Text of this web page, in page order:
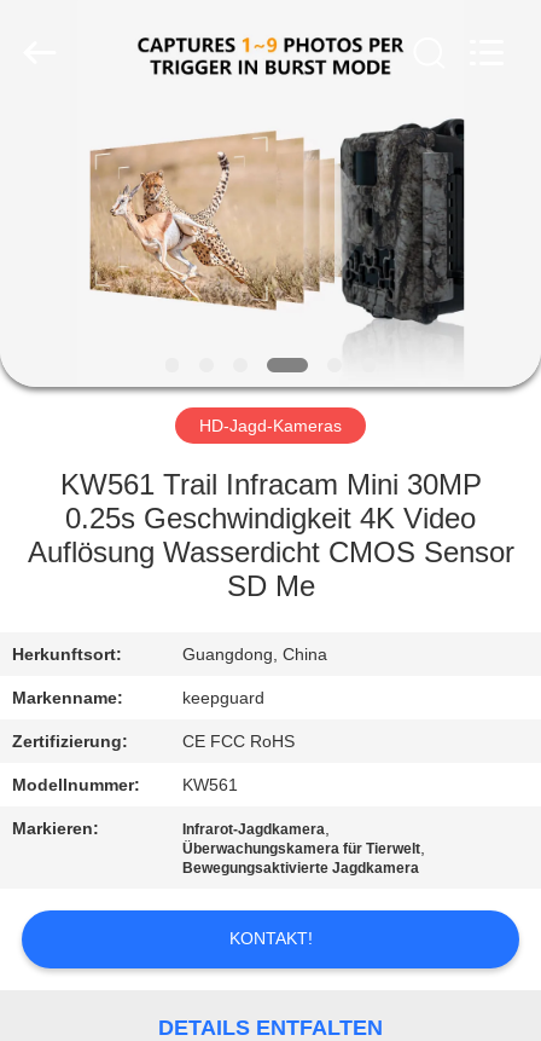
HAUSE
PRODUKTE
ÜBER
WERKSBESICHTIGUNG
QUALITÄTSKONTROLLE
KONTAKT
MIT
UNS
NEUIGKEITEN
UM
EIN
ANGEBOT
HD-Jagd-Kameras
KW561 Trail Infracam Mini 30MP
0.25s Geschwindigkeit 4K Video
Auflösung Wasserdicht CMOS Sensor
SD Me
Herkunftsort: Guangdong, China
Markenname: keepguard
Zertifizierung: CE FCC RoHS
Modellnummer: KW561
Markieren: Infrarot-Jagdkamera,
Überwachungskamera für Tierwelt,
Bewegungsaktivierte Jagdkamera
KONTAKT!
DETAILS ENTFALTEN